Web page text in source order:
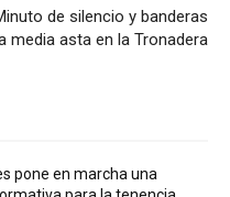
de silencio y banderas
media asta en la Tronadera
pone en marcha una